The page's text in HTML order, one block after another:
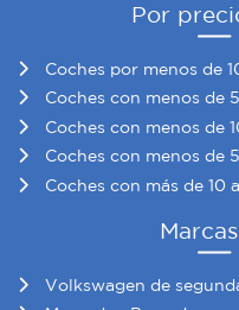
Por
Coches por menos de
Coches con menos de
Coches con menos de
Coches con menos de
Coches con más de 10
Volkswagen de